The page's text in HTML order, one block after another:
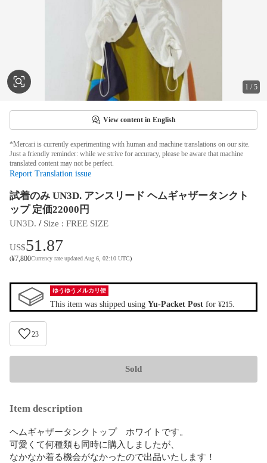
1 /5
View content in English
*Mercari is currently experimenting with human and machine translations on our site.
Just a friendly reminder: while we strive for accuracy, please be aware that machine
translated content may not be perfect.
Report Translation issue
試着のみ UN3D. アンスリード ヘムギャザータンクト
ップ 定価22000円
UN3D. / Size : FREE SIZE
US$51.87
(¥7,800Currency rate updated Aug 6, 02:10 UTC)
ゆうゆうメルカリ便
This item was shipped using Yu-Packet Post for ¥215
23
Sold
Item description
ヘムギャザータンクトップ　ホワイトです。
可愛くて何種類も同時に購入しましたが、
なかなか着る機会がなかったので出品いたします！